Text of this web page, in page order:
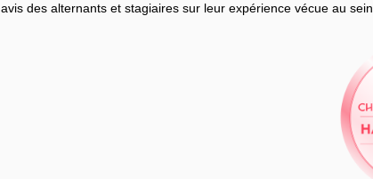
avis des alternants et stagiaires sur leur expérience vécue au